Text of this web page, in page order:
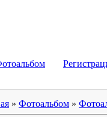
» Фотоальбом »